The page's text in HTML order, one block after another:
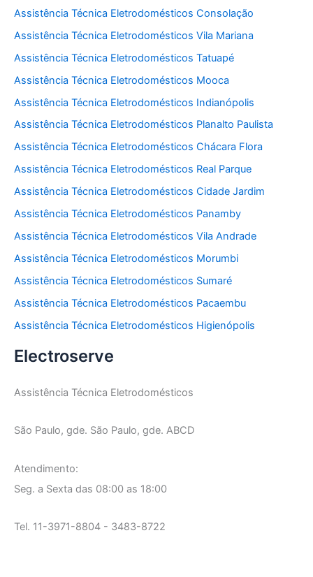
Assistência Técnica Eletrodomésticos Consolação
Assistência Técnica Eletrodomésticos Vila Mariana
Assistência Técnica Eletrodomésticos Tatuapé
Assistência Técnica Eletrodomésticos Mooca
Assistência Técnica Eletrodomésticos Indianópolis
Assistência Técnica Eletrodomésticos Planalto Paulista
Assistência Técnica Eletrodomésticos Chácara Flora
Assistência Técnica Eletrodomésticos Real Parque
Assistência Técnica Eletrodomésticos Cidade Jardim
Assistência Técnica Eletrodomésticos Panamby
Assistência Técnica Eletrodomésticos Vila Andrade
Assistência Técnica Eletrodomésticos Morumbi
Assistência Técnica Eletrodomésticos Sumaré
Assistência Técnica Eletrodomésticos Pacaembu
Assistência Técnica Eletrodomésticos Higienópolis
Electroserve
Assistência Técnica Eletrodomésticos
São Paulo, gde. São Paulo, gde. ABCD
Atendimento:
Seg. a Sexta das 08:00 as 18:00
Tel. 11-3971-8804 - 3483-8722